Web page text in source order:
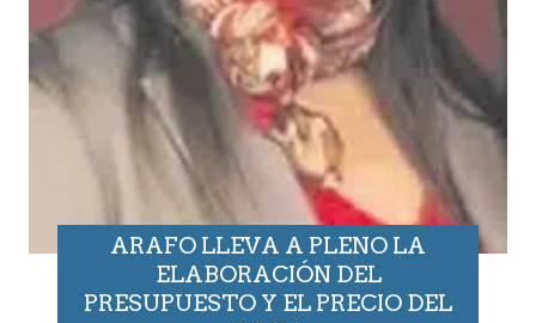
ARAFO LLEVA A PLENO LA
ELABORACIÓN DEL
PRESUPUESTO Y EL PRECIO DEL